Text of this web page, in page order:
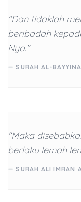
"Dan tidaklah
beribadah
Nya."
— SURAH AL-
"Maka
berlaku lemah
— SURAH ALI IMRAN